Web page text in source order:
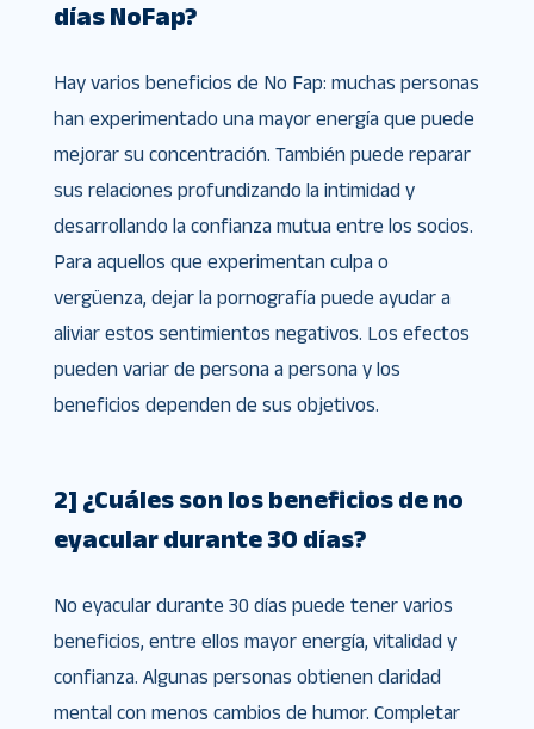
días NoFap?
Hay varios beneficios de No Fap: muchas personas
han experimentado una mayor energía que puede
mejorar su concentración. También puede reparar
sus relaciones profundizando la intimidad y
desarrollando la confianza mutua entre los socios.
Para aquellos que experimentan culpa o
vergüenza, dejar la pornografía puede ayudar a
aliviar estos sentimientos negativos. Los efectos
pueden variar de persona a persona y los
beneficios dependen de sus objetivos.
2] ¿Cuáles son los beneficios de no
eyacular durante 30 días?
No eyacular durante 30 días puede tener varios
beneficios, entre ellos mayor energía, vitalidad y
confianza. Algunas personas obtienen claridad
mental con menos cambios de humor. Completar